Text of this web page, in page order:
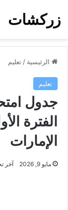
زركشات
الرئيسية / تعليم
تعليم
الفترة
الإمارات
مايو 9, 2026 آخر